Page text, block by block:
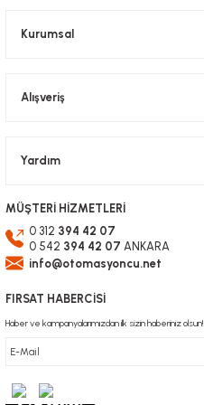
Kurumsal
Alışveriş
Yardım
MÜŞTERİ HİZMETLERİ
0 312 394 42 07
0 542 394 42 07 ANKARA
info@otomasyoncu.net
FIRSAT HABERCİSİ
Haber ve kampanyalarımızdan ilk sizin haberiniz olsun!